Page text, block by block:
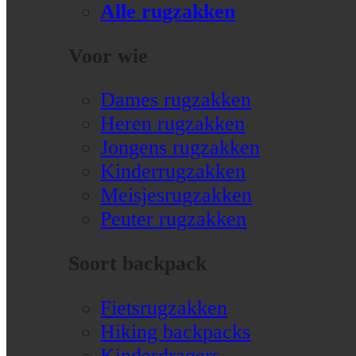
Alle rugzakken
Voor wie
Dames rugzakken
Heren rugzakken
Jongens rugzakken
Kinderrugzakken
Meisjesrugzakken
Peuter rugzakken
Soort backpack
Fietsrugzakken
Hiking backpacks